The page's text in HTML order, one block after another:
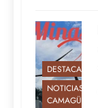
DESTACADAS
NOTICIAS DE
CAMAGÜEY